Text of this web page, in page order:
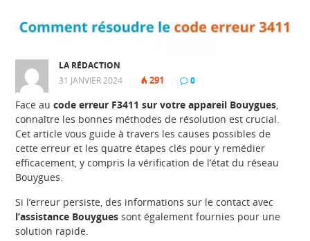
LA RÉDACTION
31 JANVIER 2024
291 0
Face aucode erreur F3411 sur votre appareil Bouygues,
connaître les bonnes méthodes de résolution est crucial.
Cet article vous guide à travers les causes possibles de
cette erreur et les quatre étapes clés pour y remédier
efficacement, y compris la vérification de l’état du réseau
Bouygues.
Si l’erreur persiste, des informations sur le contact avec
l’assistance Bouygues sont également fournies pour une
solution rapide.